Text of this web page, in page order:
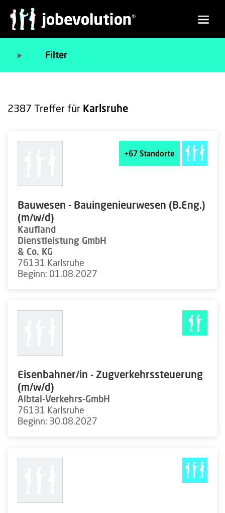
Filter
2387 Treffer für Karlsruhe
+67 Standorte
Bauwesen - Bauingenieurwesen (B.Eng.)
(m/w/d)
Kaufland
Dienstleistung GmbH
& Co. KG
76131 Karlsruhe
Beginn: 01.08.2027
Eisenbahner/in - Zugverkehrssteuerung
(m/w/d)
Albtal-Verkehrs-GmbH
76131 Karlsruhe
Beginn: 30.08.2027